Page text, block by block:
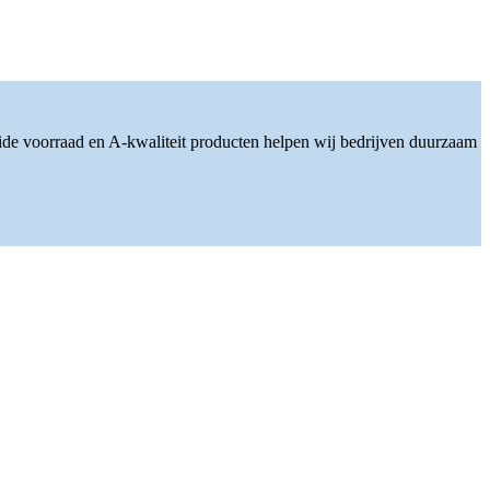
voorraad en A-kwaliteit producten helpen wij bedrijven duurzaam